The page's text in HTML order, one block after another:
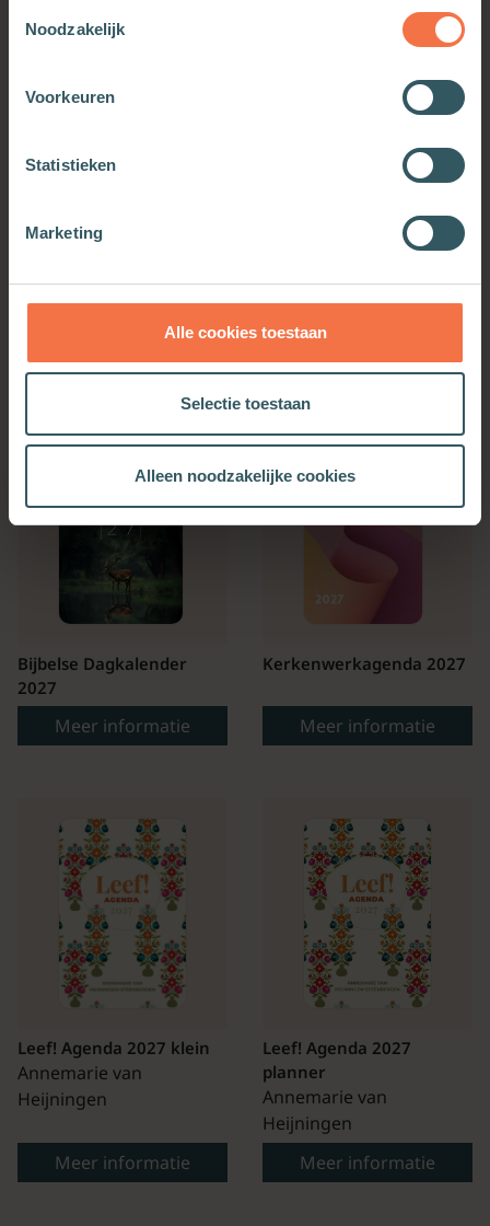
Noodzakelijk
Voorkeuren
Statistieken
Marketing
Alle cookies toestaan
Selectie toestaan
Alleen noodzakelijke cookies
Pelgrimstocht
OOK INTERESSANT
Bijbelse Dagkalender
2027
Meer informatie
Kerkenwerkagenda 2027
Meer informatie
Leef! Agenda 2027 klein
Annemarie van
Heijningen
Meer informatie
Leef! Agenda 2027
planner
Annemarie van
Heijningen
Meer informatie